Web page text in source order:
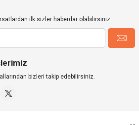
ilk sizler haberdar olabilirsiniz.
bizleri takip edebilirsiniz.